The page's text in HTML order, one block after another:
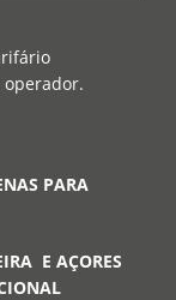
PARA
E AÇORES